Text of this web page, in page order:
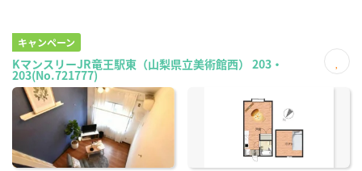
キャンペーン
KマンスリーJR竜王駅東（山梨県立美術館西） 203・
203(No.721777)
に入